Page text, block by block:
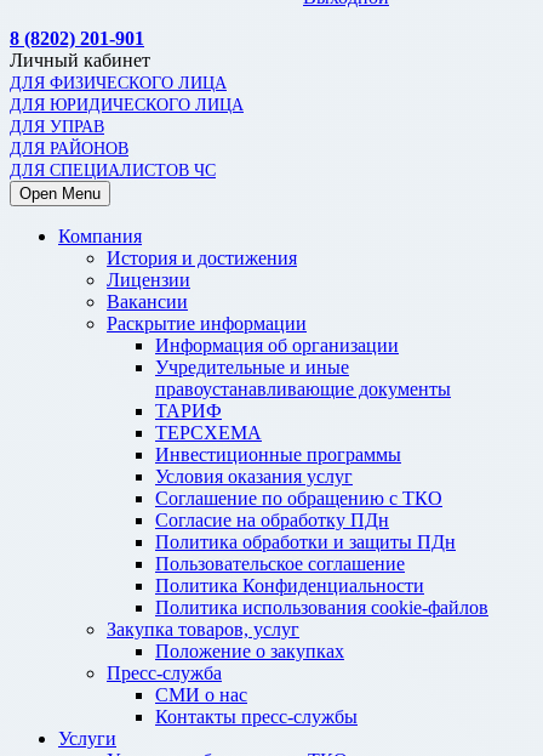
8 (8202) 201-901
Личный кабинет
ДЛЯ ФИЗИЧЕСКОГО ЛИЦА
ДЛЯ ЮРИДИЧЕСКОГО ЛИЦА
ДЛЯ УПРАВ
ДЛЯ РАЙОНОВ
ДЛЯ СПЕЦИАЛИСТОВ ЧС
Open Menu
Компания
История и достижения
Лицензии
Вакансии
Раскрытие информации
Информация об организации
Учредительные и иные
правоустанавливающие документы
ТАРИФ
ТЕРСХЕМА
Инвестиционные программы
Условия оказания услуг
Соглашение по обращению с ТКО
Согласие на обработку ПДн
Политика обработки и защиты ПДн
Пользовательское соглашение
Политика Конфиденциальности
Политика использования cookie-файлов
Закупка товаров, услуг
Положение о закупках
Пресс-служба
СМИ о нас
Контакты пресс-службы
Услуги